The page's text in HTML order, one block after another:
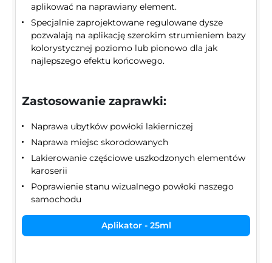
aplikować na naprawiany element.
Specjalnie zaprojektowane regulowane dysze
pozwalają na aplikację szerokim strumieniem bazy
kolorystycznej poziomo lub pionowo dla jak
najlepszego efektu końcowego.
Zastosowanie zaprawki:
Naprawa ubytków powłoki lakierniczej
Naprawa miejsc skorodowanych
Lakierowanie częściowe uszkodzonych elementów
karoserii
Poprawienie stanu wizualnego powłoki naszego
samochodu
Aplikator - 25ml